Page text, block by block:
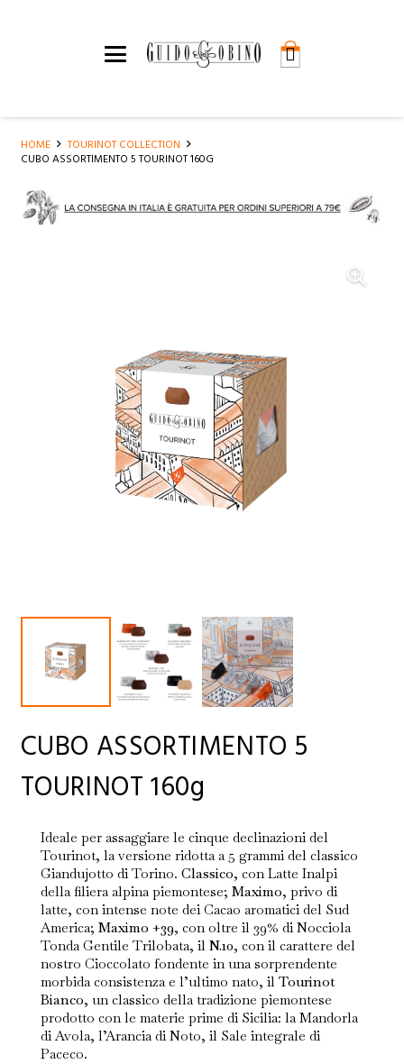
HOME
TOURINOT COLLECTION
CUBO ASSORTIMENTO 5 TOURINOT 160G
CUBO ASSORTIMENTO 5
TOURINOT 160g
Ideale per assaggiare le cinque declinazioni del
Tourinot, la versione ridotta a 5 grammi del classico
Giandujotto di Torino. Classico, con Latte Inalpi
della filiera alpina piemontese; Maximo, privo di
latte, con intense note dei Cacao aromatici del Sud
America; Maximo +39, con oltre il 39% di Nocciola
Tonda Gentile Trilobata, il N.10, con il carattere del
nostro Cioccolato fondente in una sorprendente
morbida consistenza e l’ultimo nato, il Tourinot
Bianco, un classico della tradizione piemontese
prodotto con le materie prime di Sicilia: la Mandorla
di Avola, l’Arancia di Noto, il Sale integrale di
Paceco.